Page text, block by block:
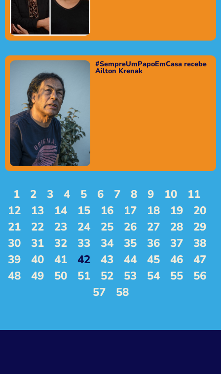
#SempreUmPapoEmCasa recebe
Ailton Krenak
1 2 3 4 5 6 7 8 9 10
11
12
13 14 15 16 17 18 19
20
21
22 23 24 25 26 27 28
29
30
31 32 33 34 35 36 37
38
39
40 41 42 43 44 45 46
47
48
49 50 51 52 53 54 55
56
57
58